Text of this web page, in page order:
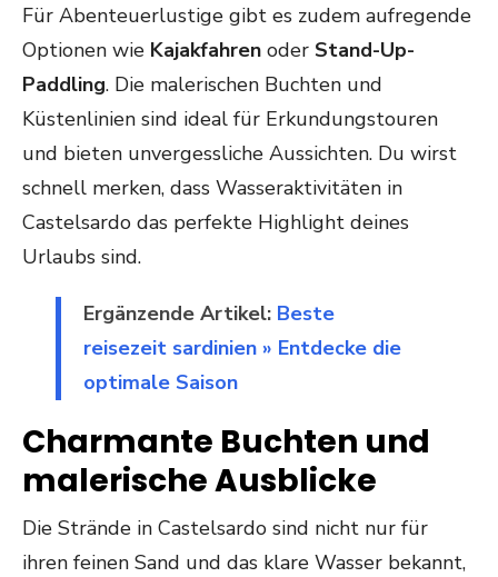
Für Abenteuerlustige gibt es zudem aufregende
Optionen wie Kajakfahren oder Stand-Up-
Paddling. Die malerischen Buchten und
Küstenlinien sind ideal für Erkundungstouren
und bieten unvergessliche Aussichten. Du wirst
schnell merken, dass Wasseraktivitäten in
Castelsardo das perfekte Highlight deines
Urlaubs sind.
Ergänzende Artikel: Beste
reisezeit sardinien » Entdecke die
optimale Saison
Charmante Buchten und
malerische Ausblicke
Die Strände in Castelsardo sind nicht nur für
ihren feinen Sand und das klare Wasser bekannt,